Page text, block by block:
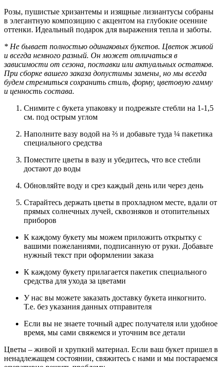
Розы, пушистые хризантемы и изящные лизиантусы собраны
в элегантную композицию с акцентом на глубокие осенние
оттенки. Идеальный подарок для выражения тепла и заботы.
* Не бывает полностью одинаковых букетов. Цветок живой
и всегда немного разный. Он может отличаться в
зависимости от сезона, поставки или актуальных остатков.
При сборке вашего заказа допустимы замены, но мы всегда
будем стремиться сохранить стиль, форму, цветовую гамму
и ценность состава.
Снимите с букета упаковку и подрежьте стебли на 1-1,5
см. под острым углом
Наполните вазу водой на ⅔ и добавьте туда ¼ пакетика
специального средства
Поместите цветы в вазу и убедитесь, что все стебли
достают до воды
Обновляйте воду и срез каждый день или через день
Старайтесь держать цветы в прохладном месте, вдали от
прямых солнечных лучей, сквозняков и отопительных
приборов
К каждому букету мы можем приложить открытку с
вашими пожеланиями, подписанную от руки. Добавьте
нужный текст при оформлении заказа
К каждому букету прилагается пакетик специального
средства для ухода за цветами
У нас вы можете заказать доставку букета инкогнито.
Т.е. без указания данных отправителя
Если вы не знаете точный адрес получателя или удобное
время, мы сами свяжемся и уточним все детали
Цветы – живой и хрупкий материал. Если ваш букет пришел в
ненадлежащем состоянии, свяжитесь с нами и мы постараемся